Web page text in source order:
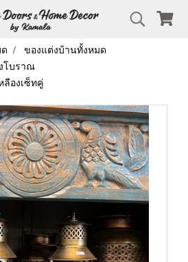
ของแต่งบ้านทั้งหมด
โบราณ
ลืองเซ็ทคู่